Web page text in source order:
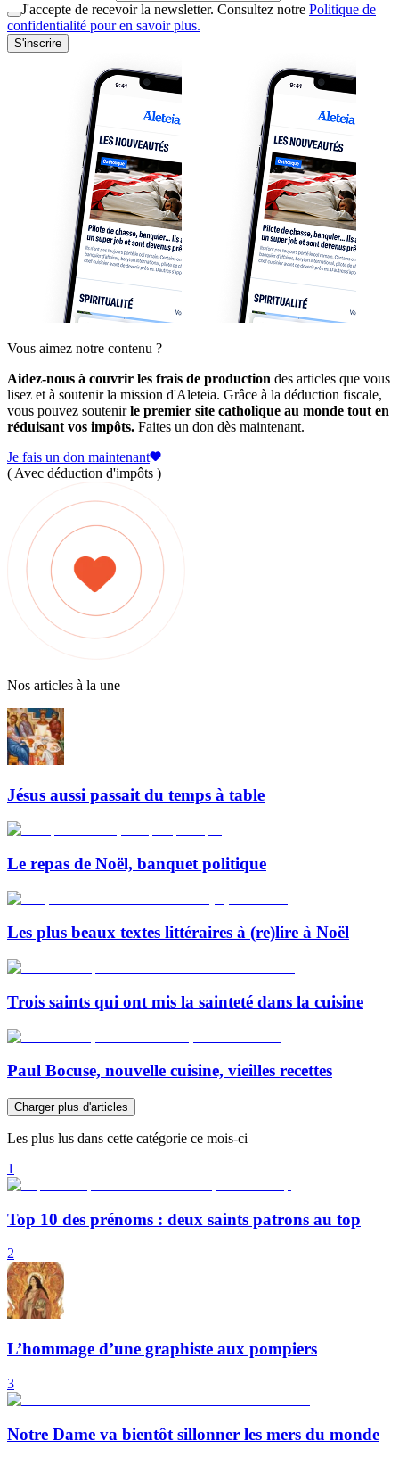
J'accepte de recevoir la newsletter. Consultez notre Politique de
confidentialité pour en savoir plus.
S'inscrire
Vous aimez notre contenu ?
Aidez-nous à couvrir les frais de production des articles que vous
lisez et à soutenir la mission d'Aleteia. Grâce à la déduction fiscale,
vous pouvez soutenirle premier site catholique au monde tout en
réduisant vos impôts. Faites un don dès maintenant.
Je fais un don maintenant
( Avec déduction d'impôts )
Nos articles à la une
Jésus aussi passait du temps à table
Le repas de Noël, banquet politique
Les plus beaux textes littéraires à (re)lire à Noël
Trois saints qui ont mis la sainteté dans la cuisine
Paul Bocuse, nouvelle cuisine, vieilles recettes
Charger plus d'articles
Les plus lus dans cette catégorie ce mois-ci
1
Top 10 des prénoms : deux saints patrons au top
2
L’hommage d’une graphiste aux pompiers
3
Notre Dame va bientôt sillonner les mers du monde